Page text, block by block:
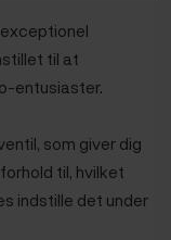
til at
entusiaster.
som giver dig
til, hvilket
indstille det under